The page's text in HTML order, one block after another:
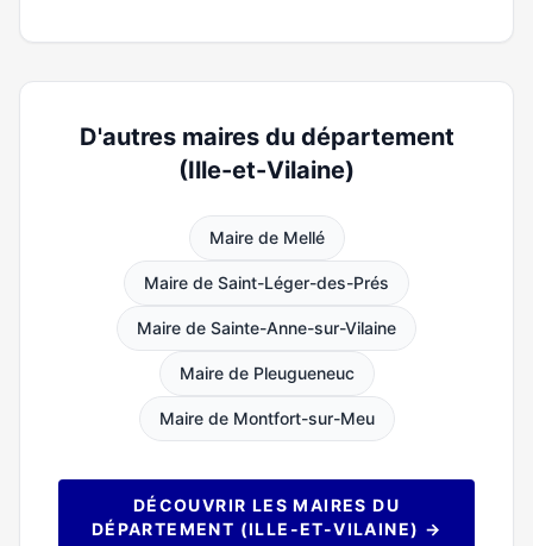
D'autres maires du département
(Ille-et-Vilaine)
Maire de Mellé
Maire de Saint-Léger-des-Prés
Maire de Sainte-Anne-sur-Vilaine
Maire de Pleugueneuc
Maire de Montfort-sur-Meu
DÉCOUVRIR LES MAIRES DU
DÉPARTEMENT (ILLE-ET-VILAINE) →